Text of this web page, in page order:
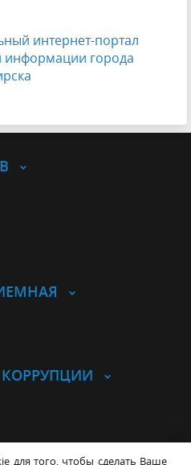
интернет-портал
информации города
для того, чтобы сделать Ваше